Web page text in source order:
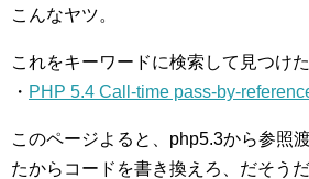
こんなヤツ。
これをキーワードに検索して見つけた
・ PHP 5.4 Call-time pass-by-
このページよると、php5.3から参照
たからコードを書き換えろ、だそうだ